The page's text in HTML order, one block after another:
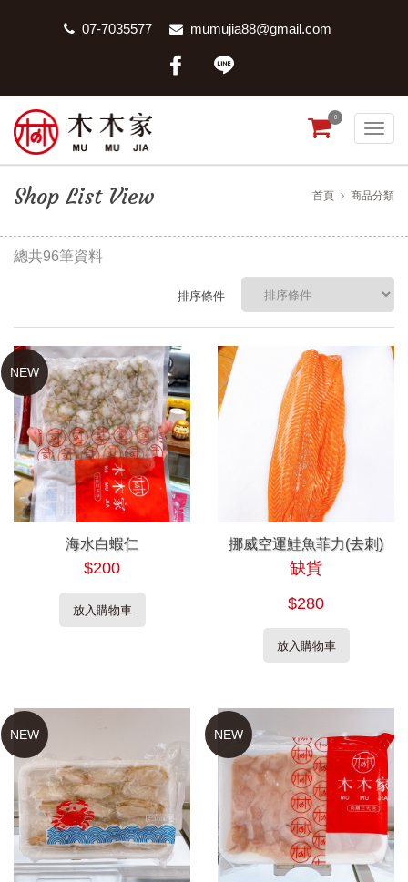
07-7035577 mumujia88@gmail.com
0
Shop List View 首頁 商品分類
總共96筆資料
排序條件
NEW
海水白蝦仁
$200
放入購物車
挪威空運鮭魚菲力(去刺)
缺貨
$280
放入購物車
NEW NEW